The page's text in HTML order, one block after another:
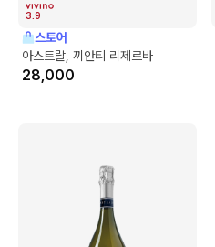
3.9
스토어
아스트랄, 끼안티 리제르바
28,000